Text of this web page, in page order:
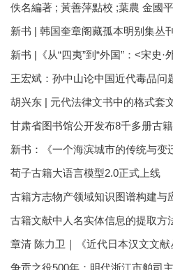
佚名編著 ; 黃善萍點校 ;葉農 金國
新书 | 韩国奎章阁藏孤本明别集丛
新书 |《从“四夷”到“外国”：<宋史·
王宏斌：孙中山论中国近代毒品问
胡兴东 | 元代法律文书中的格式套
甘肃省图书馆公开发布8千多册古
新书：《一个海滨城市的传统与变
荀子古籍大语言模型2.0正式上线
古籍方志物产领域知识图谱构建与
古籍文献中人名实体信息的提取方
章清 陈力卫｜《近代日本汉文文献
争贡之役500年：明代浙江市舶司